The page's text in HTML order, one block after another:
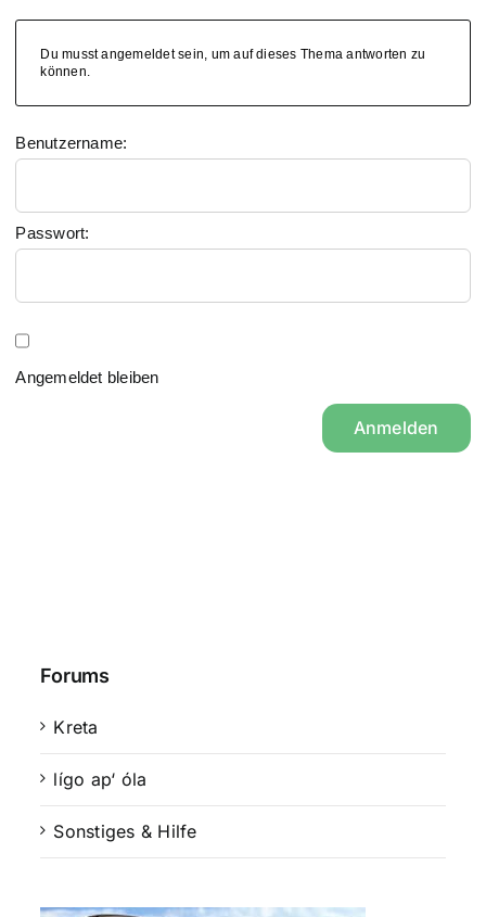
Du musst angemeldet sein, um auf dieses Thema antworten zu
können.
Benutzername:
Passwort:
Angemeldet bleiben
Anmelden
Forums
Kreta
lígo ap‘ óla
Sonstiges & Hilfe